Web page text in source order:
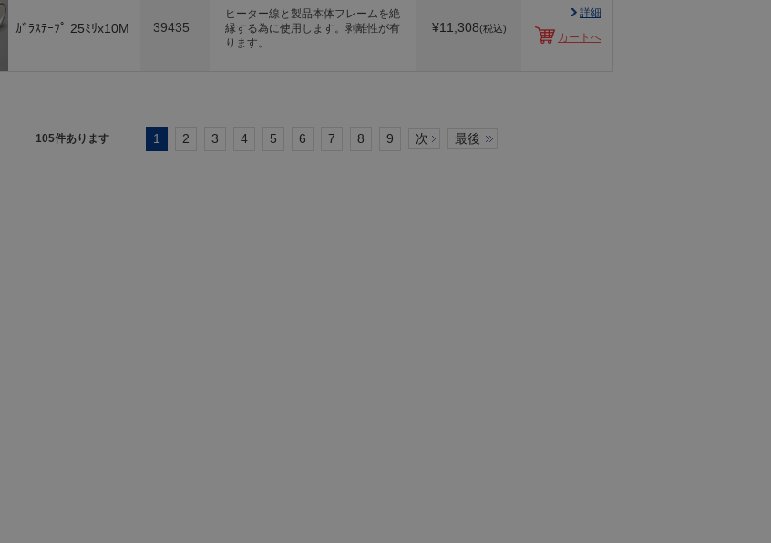
ｶﾞﾗｽﾃｰﾌﾟ 25ﾐﾘx10M 39435
ヒーター線と製品本体フレームを絶
縁する為に使用します。剥離性が有
ります。
¥11,308(税込)
詳細
カートへ
105件あります 1 2 3 4 5 6 7 8 9 次 最後